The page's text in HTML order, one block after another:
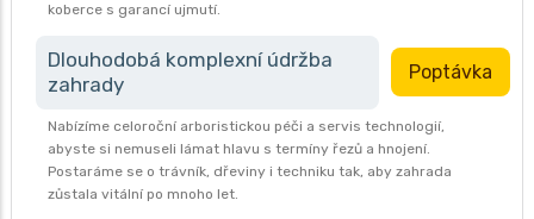
koberce s garancí ujmutí.
Dlouhodobá komplexní údržba
zahrady
Poptávka
Nabízíme celoroční arboristickou péči a servis technologií,
abyste si nemuseli lámat hlavu s termíny řezů a hnojení.
Postaráme se o trávník, dřeviny i techniku tak, aby zahrada
zůstala vitální po mnoho let.